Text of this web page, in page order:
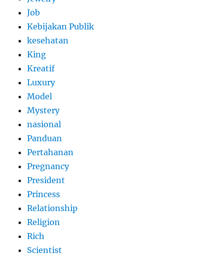
Job
Kebijakan Publik
kesehatan
King
Kreatif
Luxury
Model
Mystery
nasional
Panduan
Pertahanan
Pregnancy
President
Princess
Relationship
Religion
Rich
Scientist